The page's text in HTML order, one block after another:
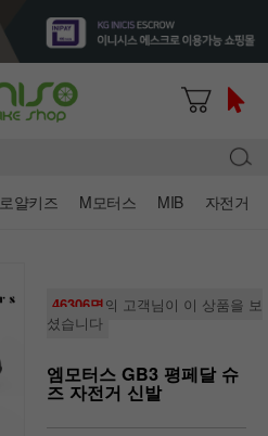
로얄키즈 M모터스 MIB 자전거
46306명의 고객님이 이 상품을 보
셨습니다
엠모터스 GB3 평페달 슈
즈 자전거 신발